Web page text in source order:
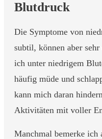
Blutdruck
Die Symptome von
subtil, können aber
ich unter niedrigem
häufig müde und
kann mich daran
Aktivitäten mit voller
Manchmal bemerke ich